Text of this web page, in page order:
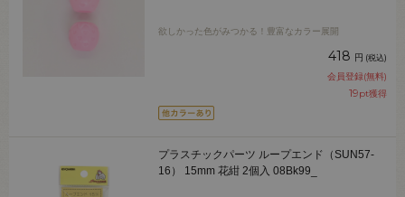
欲しかった色がみつかる！豊富なカラー展開
418 円 (税込)
会員登録(無料)
19pt獲得
プラスチックパーツ ループエンド（SUN57-
16） 15mm 花紺 2個入 08Bk99_